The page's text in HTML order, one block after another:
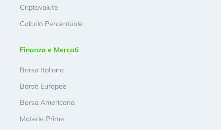
Criptovalute
Calcolo Percentuale
Finanza e Mercati
Borsa Italiana
Borse Europee
Borsa Americana
Materie Prime